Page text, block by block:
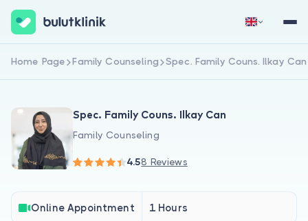
Sign Up Now Sign In
Home Page Family Counseling Spec. Family Couns. Ilkay Can
Spec. Family Couns. Ilkay Can
Family Counseling
4.58 Reviews
Online Appointment 1 Hours